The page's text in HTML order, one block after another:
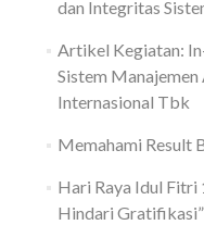
dan Integritas
Artikel Kegiatan:
Sistem Manajemen
Internasional Tbk
Memahami Result
Hari Raya Idul Fitri
Hindari Gratifikasi”